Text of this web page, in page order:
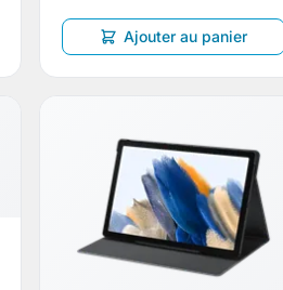
Ajouter au panier